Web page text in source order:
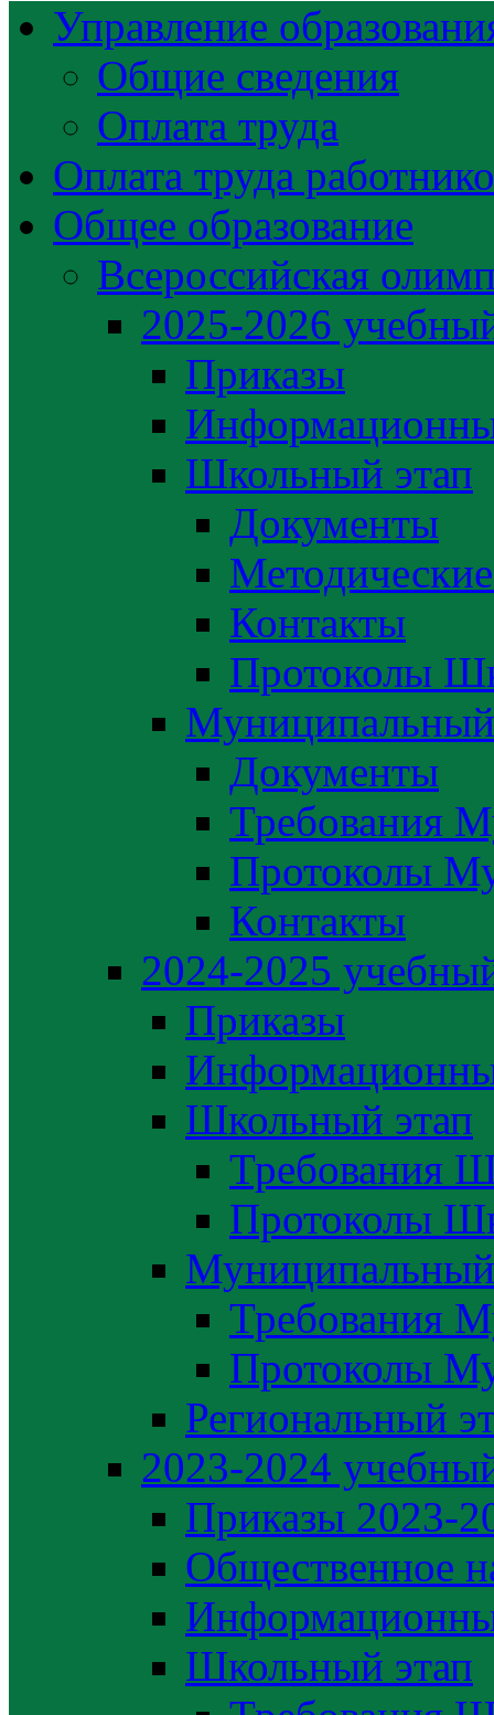
Управление
Общие сведения
Оплата труда
Оплата труда
Общее образование
Всероссийская
2025-2026
Приказы
Школьный этап
Документы
Контакты
Протоколы
Муниципальный
Документы
Требования
Протоколы
Контакты
2024-2025
Приказы
Школьный этап
Требования
Протоколы
Муниципальный
Требования
Протоколы
Региональный
2023-2024
Приказы 2023-
Общественное
Школьный этап